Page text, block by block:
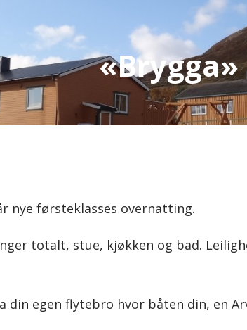
«Brygga»
nye førsteklasses overnatting.
totalt, stue, kjøkken og bad.
din egen flytebro hvor båten din, en